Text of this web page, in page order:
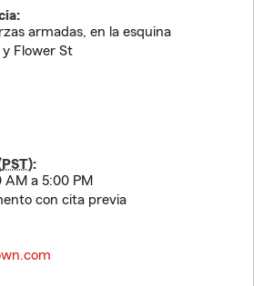
armadas, en la esquina
y Flower St
PST):
AM a 5:00 PM
con cita previa